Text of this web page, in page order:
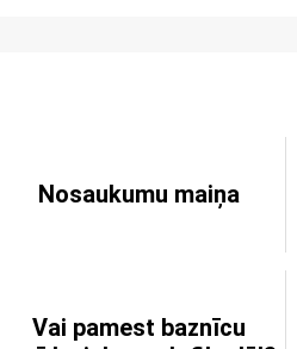
Nosaukumu maiņa
Vai pamest baznīcu